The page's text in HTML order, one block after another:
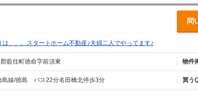
問
、、。スタートホーム不動産♪夫婦二人でやってます♪
藍住町徳命字前須東 物件
島線/徳島 バス22分名田橋北停歩3分 買う